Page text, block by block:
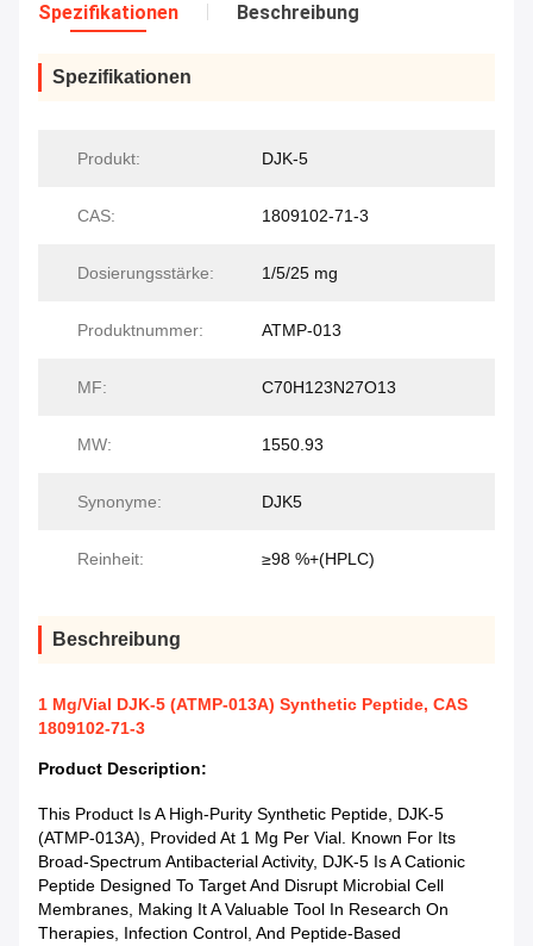
Spezifikationen Beschreibung
Spezifikationen
Produkt: DJK-5
CAS: 1809102-71-3
Dosierungsstärke: 1/5/25 mg
Produktnummer: ATMP-013
MF: C70H123N27O13
MW: 1550.93
Synonyme: DJK5
Reinheit: ≥98 %+(HPLC)
Beschreibung
1 Mg/Vial DJK-5 (ATMP-013A) Synthetic Peptide, CAS
1809102-71-3
Product Description:
This Product Is A High-Purity Synthetic Peptide, DJK-5
(ATMP-013A), Provided At 1 Mg Per Vial. Known For Its
Broad-Spectrum Antibacterial Activity, DJK-5 Is A Cationic
Peptide Designed To Target And Disrupt Microbial Cell
Membranes, Making It A Valuable Tool In Research On
Therapies, Infection Control, And Peptide-Based